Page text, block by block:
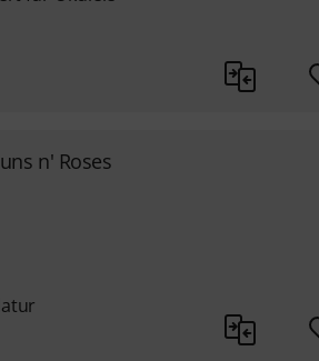
n' Roses